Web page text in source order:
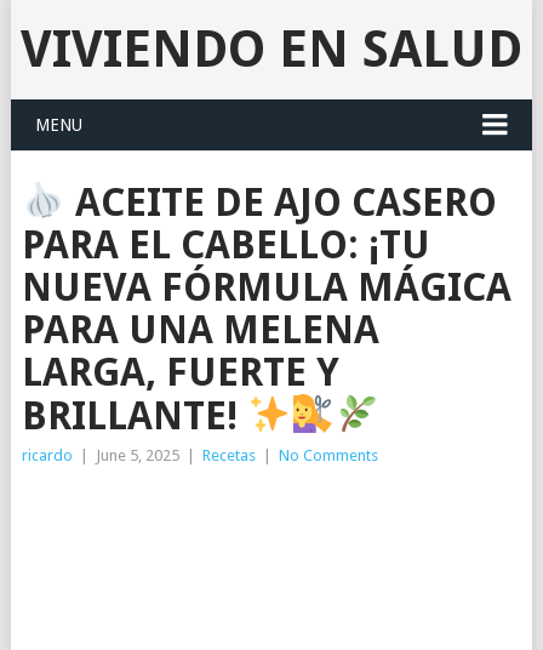
VIVIENDO EN SALUD
MENU
ACEITE DE AJO CASERO
PARA EL CABELLO: ¡TU
NUEVA FÓRMULA MÁGICA
PARA UNA MELENA
LARGA, FUERTE Y
BRILLANTE!
ricardo | June 5, 2025 | Recetas | No Comments